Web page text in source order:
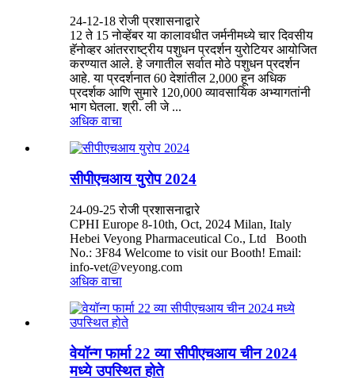
24-12-18 रोजी प्रशासनाद्वारे
12 ते 15 नोव्हेंबर या कालावधीत जर्मनीमध्ये चार दिवसीय
हॅनोव्हर आंतरराष्ट्रीय पशुधन प्रदर्शन युरोटियर आयोजित
करण्यात आले. हे जगातील सर्वात मोठे पशुधन प्रदर्शन
आहे. या प्रदर्शनात 60 देशांतील 2,000 हून अधिक
प्रदर्शक आणि सुमारे 120,000 व्यावसायिक अभ्यागतांनी
भाग घेतला. श्री. ली जे ...
अधिक वाचा
सीपीएचआय युरोप 2024
24-09-25 रोजी प्रशासनाद्वारे
CPHI Europe 8-10th, Oct, 2024 Milan, Italy
Hebei Veyong Pharmaceutical Co., Ltd Booth
No.: 3F84 Welcome to visit our Booth! Email:
info-vet@veyong.com
अधिक वाचा
वेयॉन्ग फार्मा 22 व्या सीपीएचआय चीन 2024
मध्ये उपस्थित होते